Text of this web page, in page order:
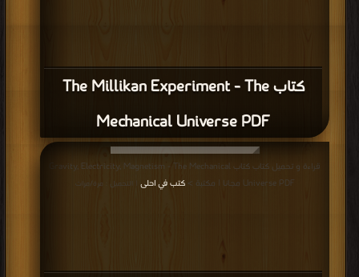
كتاب The Millikan Experiment - The
Mechanical Universe PDF
قراءة و تحميل كتاب كتاب Gravity, Electricity, Magnetism - The Mechanical
Universe PDF مجانا | مكتبة >
كتب في احلى | التحميل : مرة/مرات